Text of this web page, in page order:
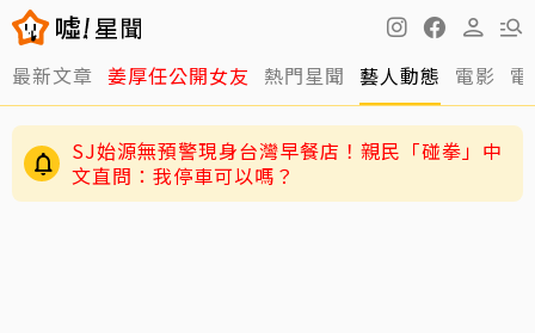
最新文章 姜厚任公開女友 熱門星聞 藝人動態 電影
SJ始源無預警現身台灣早餐店！親民「碰拳」中
文直問：我停車可以嗎？